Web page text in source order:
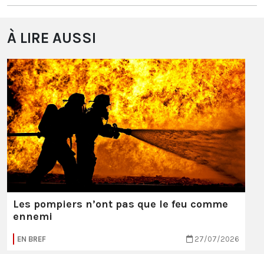
À LIRE AUSSI
Les pompiers n’ont pas que le feu comme
ennemi
EN BREF 27/07/2026